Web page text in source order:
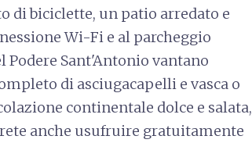
di biciclette, un patio arredato e
Wi-Fi e al parcheggio
Sant'Antonio vantano
di asciugacapelli e vasca o
continentale dolce e salata,
anche usufruire gratuitamente